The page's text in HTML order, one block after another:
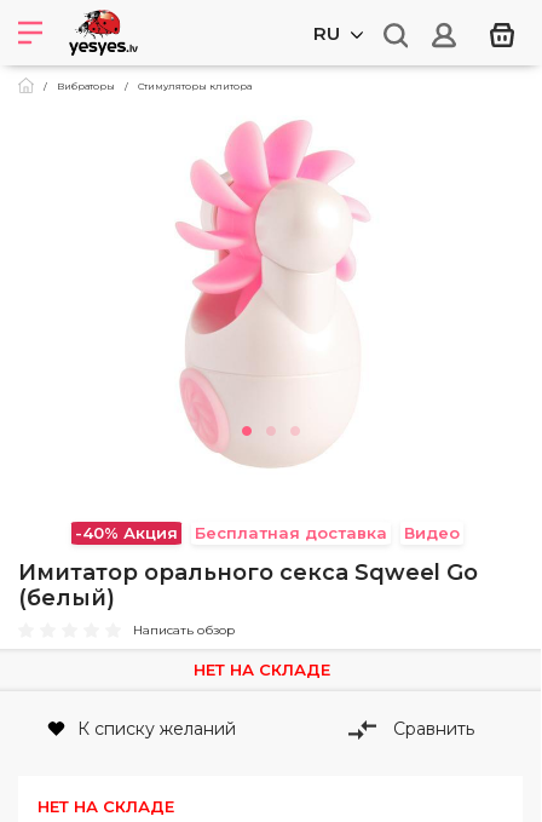
RU
Вибраторы Стимуляторы клитора
-40% Акция Бесплатная доставка Видео
Имитатор орального секса Sqweel Go
(белый)
Написать обзор
НЕТ НА СКЛАДЕ
К списку желаний Сравнить
НЕТ НА СКЛАДЕ